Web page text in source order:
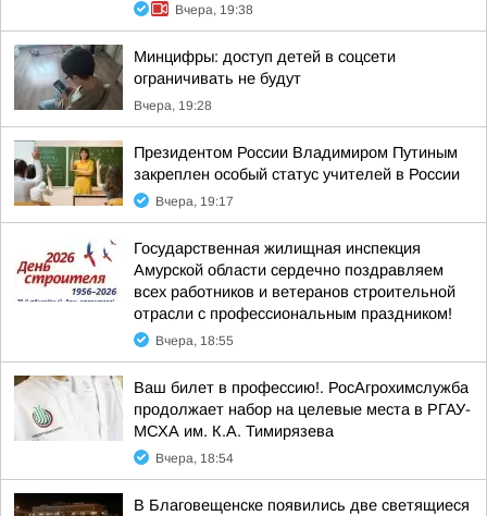
Вчера, 19:38
Минцифры: доступ детей в соцсети
ограничивать не будут
Вчера, 19:28
Президентом России Владимиром Путиным
закреплен особый статус учителей в России
Вчера, 19:17
Государственная жилищная инспекция
Амурской области сердечно поздравляем
всех работников и ветеранов строительной
отрасли с профессиональным праздником!
Вчера, 18:55
Ваш билет в профессию!. РосАгрохимслужба
продолжает набор на целевые места в РГАУ-
МСХА им. К.А. Тимирязева
Вчера, 18:54
В Благовещенске появились две светящиеся